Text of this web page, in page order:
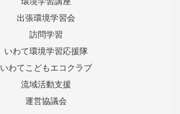
出張環境学習会
訪問学習
いわて環境学習応援隊
いわてこどもエコクラブ
流域活動支援
運営協議会